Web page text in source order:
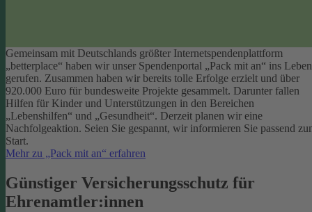
Gemeinsam mit Deutschlands größter Internetspendenplattform
„betterplace“ haben wir unser Spendenportal „Pack mit an“ ins Leben
gerufen. Zusammen haben wir bereits tolle Erfolge erzielt und über
920.000 Euro für bundesweite Projekte gesammelt. Darunter fallen
Hilfen für Kinder und Unterstützungen in den Bereichen
„Lebenshilfen“ und „Gesundheit“. Derzeit planen wir eine
Nachfolgeaktion. Seien Sie gespannt, wir informieren Sie passend
Start.
Mehr zu „Pack mit an“ erfahren
Günstiger Versicherungsschutz für
Ehrenamtler:innen